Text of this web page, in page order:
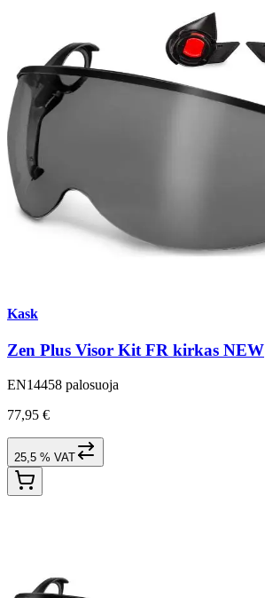
Kask
Zen Plus Visor Kit FR kirkas NEW
EN14458 palosuoja
77,95 €
25,5 % VAT